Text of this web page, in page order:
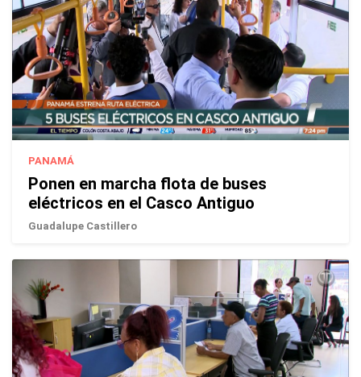
PANAMÁ
Ponen en marcha flota de buses
eléctricos en el Casco Antiguo
Guadalupe Castillero